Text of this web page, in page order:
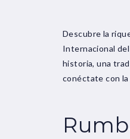
Descubre la
Internacional
historia, una
conéctate con la